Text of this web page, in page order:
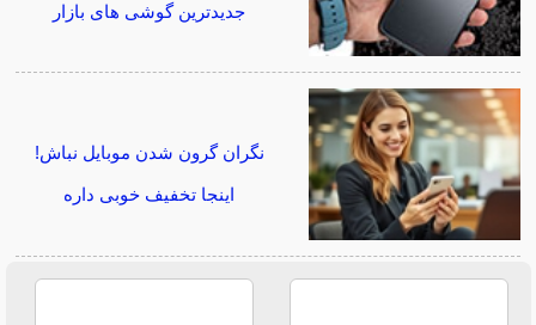
جدیدترین گوشی های بازار
نگران گرون شدن موبایل نباش!
اینجا تخفیف خوبی داره